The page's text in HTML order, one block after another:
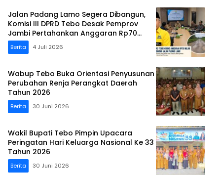
Jalan Padang Lamo Segera Dibangun,
Komisi III DPRD Tebo Desak Pemprov
Jambi Pertahankan Anggaran Rp70
Miliar
Berita 4 Juli 2026
Wabup Tebo Buka Orientasi Penyusunan
Perubahan Renja Perangkat Daerah
Tahun 2026
Berita 30 Juni 2026
Wakil Bupati Tebo Pimpin Upacara
Peringatan Hari Keluarga Nasional Ke 33
Tahun 2026
Berita 30 Juni 2026